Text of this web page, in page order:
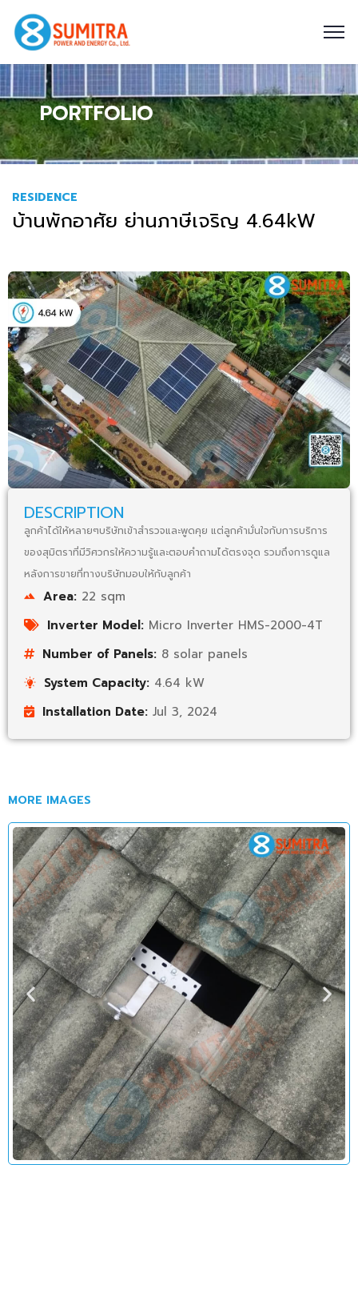
PORTFOLIO
RESIDENCE
บ้านพักอาศัย ย่านภาษีเจริญ 4.64kW
DESCRIPTION
ลูกค้าได้ให้หลายๆบริษัทเข้าสำรวจและพูดคุย แต่ลูกค้ามั่นใจกับการบริการ
ของสุมิตราที่มีวิศวกรให้ความรู้และตอบคำถามได้ตรงจุด รวมถึงการดูแล
หลังการขายที่ทางบริษัทมอบให้กับลูกค้า
Area: 22 sqm
Inverter Model: Micro Inverter HMS-2000-4T
Number of Panels: 8 solar panels
System Capacity: 4.64 kW
Installation Date: Jul 3, 2024
MORE IMAGES